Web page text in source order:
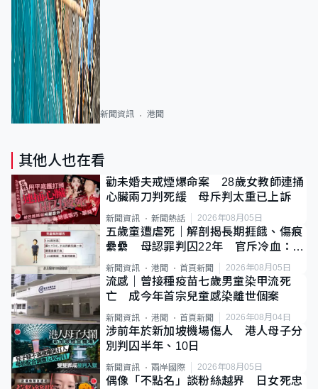
新聞資訊 港聞
其他人也在看
勸未婚夫戒煙爆命案 28歲女教師連捅
心臟兩刀判死緩 母斥判太重已上訴
新聞資訊 新聞熱話 2026年08月05日
五歲童遭虐死｜解剖揭長期捱餓、傷痕
纍纍 母認罪判囚22年 官斥冷血：同
類案最惡劣
新聞資訊 港聞 首頁新聞 2026年08月05日
流感｜曾接種疫苗七歲男童染甲流死
亡 成今年首宗兒童感染離世個案
新聞資訊 港聞 首頁新聞 2026年08月04日
涉前年於新加坡機場傷人 港人母子分
別判囚半年、10日
新聞資訊 兩岸國際 2026年08月05日
偶像「不點名」談粉絲越界 日女死忠